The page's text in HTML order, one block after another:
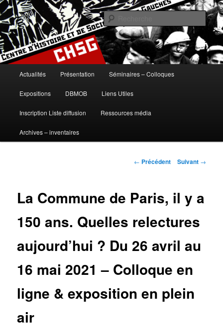
Aller
au
contenu
principalCentre d'Histoire et de Sociologie
des Gauches
histoire, gauches, gauche, communisme, syndicalisme, ouvrier, socialisme,
trotskysme, anarchisme, mouvement, emancipation, ULB
principal
Actualités Présentation Séminaires – Colloques
Expositions DBMOB Liens Utiles
Inscription Liste diffusion Ressources média
Archives – inventaires
Navigation
← Précédent Suivant →
La Commune de Paris, il y a
150 ans. Quelles relectures
aujourd’hui ? Du 26 avril au
16 mai 2021 – Colloque en
ligne & exposition en plein
air